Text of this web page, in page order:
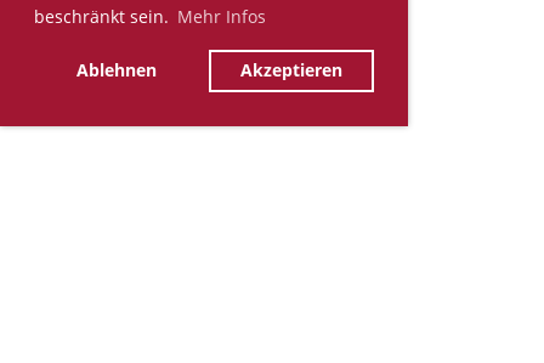
beschränkt sein. Mehr Infos
Ablehnen Akzeptieren